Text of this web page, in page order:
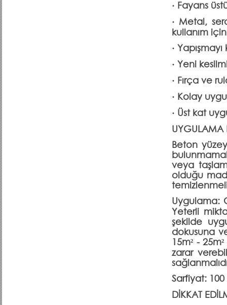
· Fayans
· Metal,
kullanım
·
· Yeni
· Fırça ve
· Kolay
· Üst kat
UYGULAMA
Beton
veya
olduğu
Uygulama:
Yeterli
şekilde
dokusuna
15m² -
zarar
Sarfiyat: 100
DİKKAT